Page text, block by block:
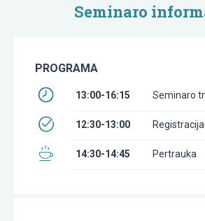
Seminaro
PROGRAMA
13:00-16:15 Seminaro
12:30-13:00 Registracija
14:30-14:45 Pertrauka